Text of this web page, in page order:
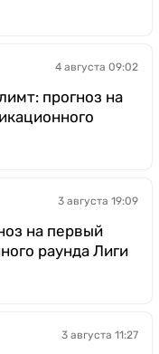
4 августа 09:02
прогноз на
3 августа 19:09
на первый
раунда Лиги
3 августа 11:27